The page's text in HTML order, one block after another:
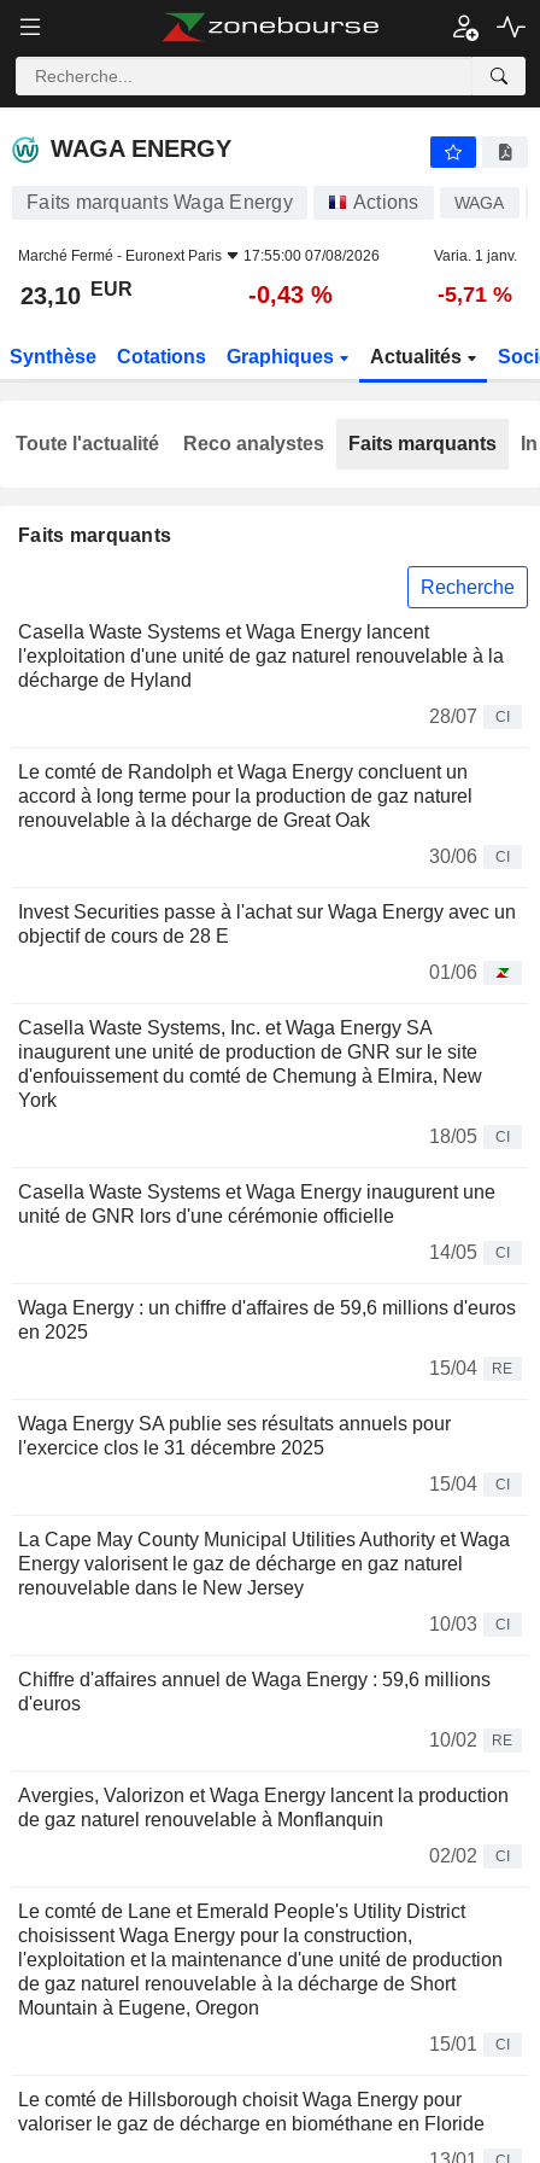
WAGA ENERGY
WAGA ENERGY
Faits marquants Waga Energy Actions WAGA
Marché Fermé - Euronext Paris 17:55:00 07/08/2026 Varia. 1 janv.
23,10 EUR -0,43 % -5,71 %
Synthèse Cotations Graphiques Actualités
Faits marquants
Recherche
Casella Waste Systems et Waga Energy lancent
l'exploitation d'une unité de gaz naturel renouvelable à la
décharge de Hyland
28/07
CI
Le comté de Randolph et Waga Energy concluent un
accord à long terme pour la production de gaz naturel
renouvelable à la décharge de Great Oak
30/06
CI
Invest Securities passe à l'achat sur Waga Energy avec un
objectif de cours de 28 E
01/06
Casella Waste Systems, Inc. et Waga Energy SA
inaugurent une unité de production de GNR sur le site
d'enfouissement du comté de Chemung à Elmira, New
York
18/05
CI
Casella Waste Systems et Waga Energy inaugurent une
unité de GNR lors d'une cérémonie officielle
14/05
CI
Waga Energy : un chiffre d'affaires de 59,6 millions d'euros
en 2025
15/04
RE
Waga Energy SA publie ses résultats annuels pour
l'exercice clos le 31 décembre 2025
15/04
CI
La Cape May County Municipal Utilities Authority et Waga
Energy valorisent le gaz de décharge en gaz naturel
renouvelable dans le New Jersey
10/03
CI
Chiffre d'affaires annuel de Waga Energy : 59,6 millions
d'euros
10/02
RE
Avergies, Valorizon et Waga Energy lancent la production
de gaz naturel renouvelable à Monflanquin
02/02
CI
Le comté de Lane et Emerald People's Utility District
choisissent Waga Energy pour la construction,
l'exploitation et la maintenance d'une unité de production
de gaz naturel renouvelable à la décharge de Short
Mountain à Eugene, Oregon
15/01
CI
Le comté de Hillsborough choisit Waga Energy pour
valoriser le gaz de décharge en biométhane en Floride
Toute l'actualité Reco analystes Faits marquants